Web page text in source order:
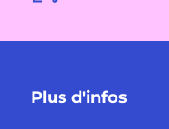
Plus d'infos